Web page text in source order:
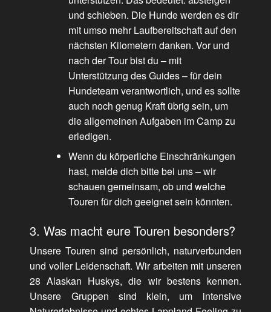
und schieben. Die Hunde werden es dir
mit umso mehr Laufbereitschaft auf den
nächsten Kilometern danken. Vor und
nach der Tour bist du – mit
Unterstützung des Guides – für dein
Hundeteam verantwortlich, und es sollte
auch noch genug Kraft übrig sein, um
die allgemeinen Aufgaben im Camp zu
erledigen.
Wenn du körperliche Einschränkungen
hast, melde dich bitte bei uns – wir
schauen gemeinsam, ob und welche
Touren für dich geeignet sein könnten.
3. Was macht eure Touren besonders?
Unsere Touren sind persönlich, naturverbunden
und voller Leidenschaft. Wir arbeiten mit unseren
28 Alaskan Huskys, die wir bestens kennen.
Unsere Gruppen sind klein, um intensive